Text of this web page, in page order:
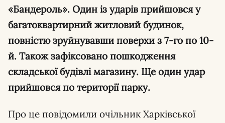
«Бандероль». Один із ударів прийшовся у
багатоквартирний житловий будинок,
повністю зруйнувавши поверхи з 7-го по 10-
й. Також зафіксовано пошкодження
складської будівлі магазину. Ще один удар
прийшовся по території парку.
Про це повідомили очільник Харківської